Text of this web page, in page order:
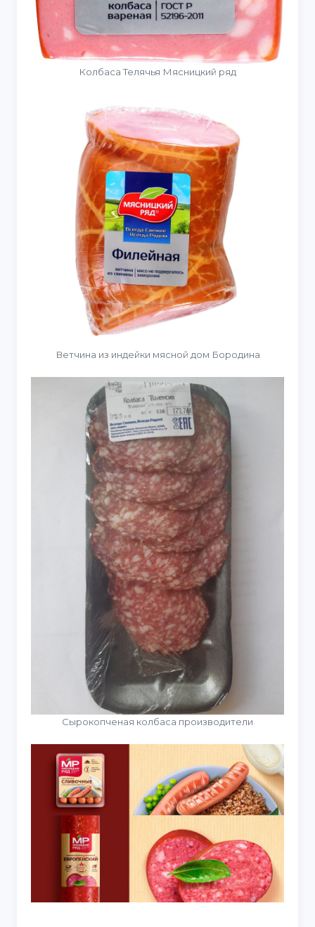
Колбаса Телячья Мясницкий ряд
Ветчина из индейки мясной дом Бородина
Сырокопченая колбаса производители